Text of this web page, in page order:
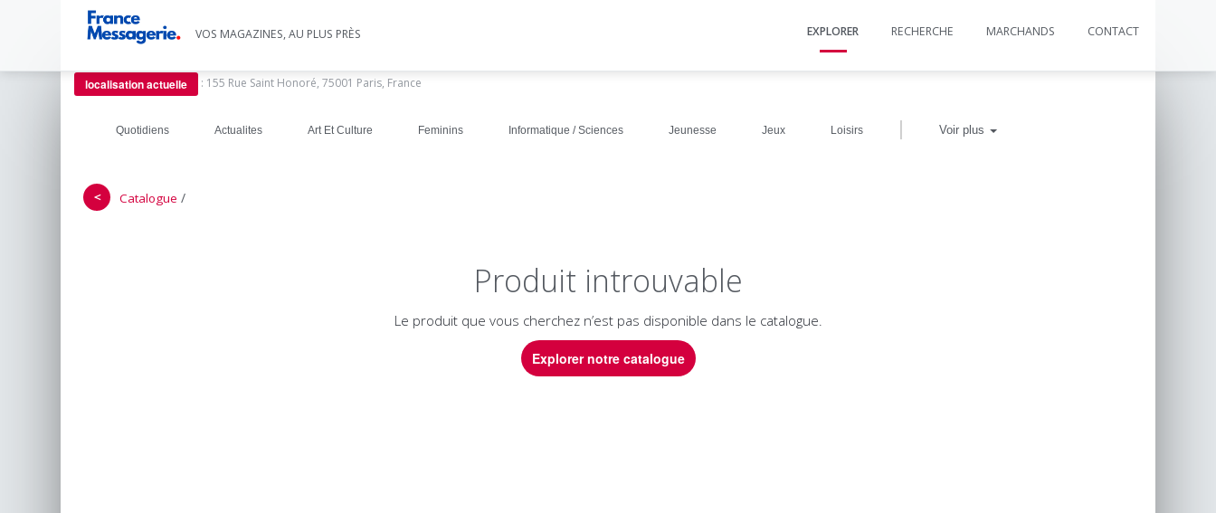
VOS MAGAZINES, AU PLUS PRÈS EXPLORER RECHERCHE MARCHANDS CONTACT
localisation actuelle : 155 Rue Saint Honoré, 75001 Paris, France
Quotidiens Actualites Art Et Culture Feminins Informatique / Sciences Jeunesse Jeux Loisirs | Voir plus
＜ Catalogue /
Produit introuvable
Le produit que vous cherchez n’est pas disponible dans le catalogue.
Explorer notre catalogue